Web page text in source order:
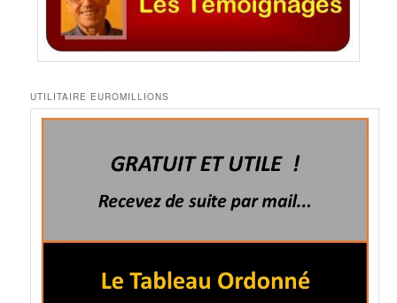
UTILITAIRE EUROMILLIONS